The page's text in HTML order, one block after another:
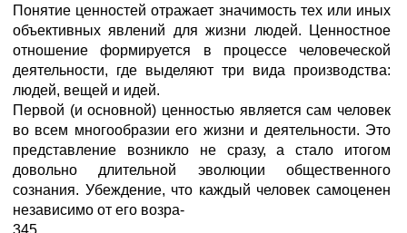
Понятие ценностей отражает значимость тех или иных
объективных явлений для жизни людей. Ценностное
отношение формируется в процессе человеческой
деятельности, где выделяют три вида производства:
людей, вещей и идей.
Первой (и основной) ценностью является сам человек
во всем многообразии его жизни и деятельности. Это
представление возникло не сразу, а стало итогом
довольно длительной эволюции общественного
сознания. Убеждение, что каждый человек самоценен
независимо от его возра-
345